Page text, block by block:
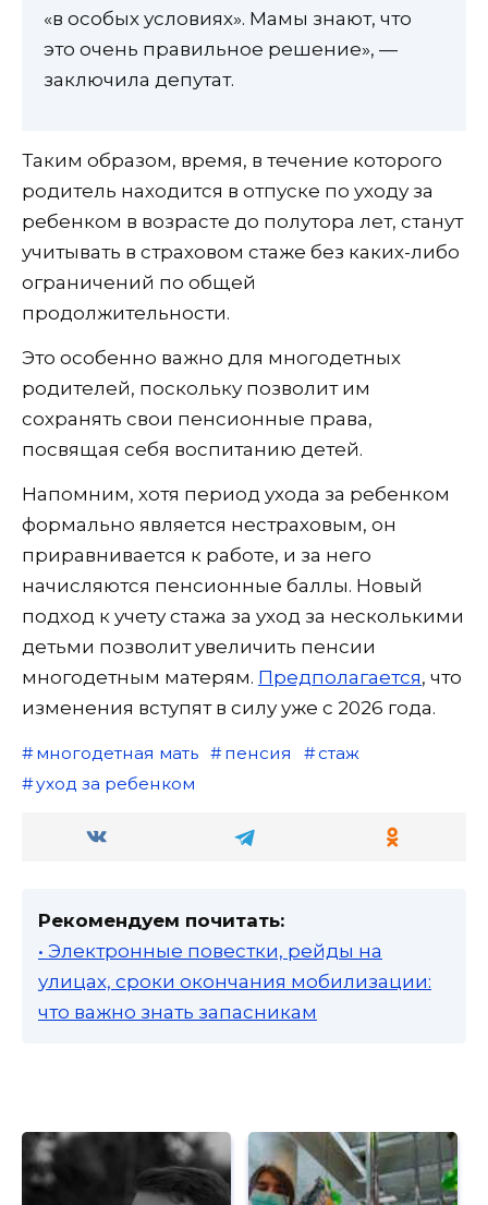
«в особых условиях». Мамы знают, что
это очень правильное решение», —
заключила депутат.
Таким образом, время, в течение которого
родитель находится в отпуске по уходу за
ребенком в возрасте до полутора лет, станут
учитывать в страховом стаже без каких-либо
ограничений по общей
продолжительности.
Это особенно важно для многодетных
родителей, поскольку позволит им
сохранять свои пенсионные права,
посвящая себя воспитанию детей.
Напомним, хотя период ухода за ребенком
формально является нестраховым, он
приравнивается к работе, и за него
начисляются пенсионные баллы. Новый
подход к учету стажа за уход за несколькими
детьми позволит увеличить пенсии
многодетным матерям. Предполагается, что
изменения вступят в силу уже с 2026 года.
многодетная мать пенсия
стаж
уход за ребенком
Рекомендуем почитать:
• Электронные повестки, рейды на
улицах, сроки окончания мобилизации:
что важно знать запасникам